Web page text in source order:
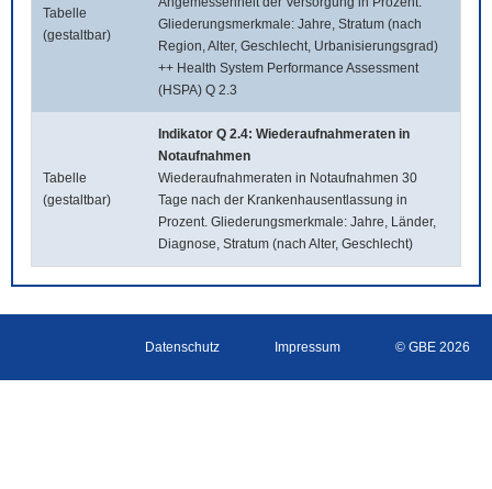
Tabelle
(gestaltbar)
Gliederungsmerkmale: Jahre, Stratum (nach
Region, Alter, Geschlecht, Urbanisierungsgrad)
++ Health System Performance Assessment
(HSPA) Q 2.3
Tabelle
(gestaltbar)
Indikator Q 2.4: Wiederaufnahmeraten in
Notaufnahmen
Wiederaufnahmeraten in Notaufnahmen 30
Tage nach der Krankenhausentlassung in
Prozent. Gliederungsmerkmale: Jahre, Länder,
Diagnose, Stratum (nach Alter, Geschlecht)
Datenschutz Impressum © GBE 2026